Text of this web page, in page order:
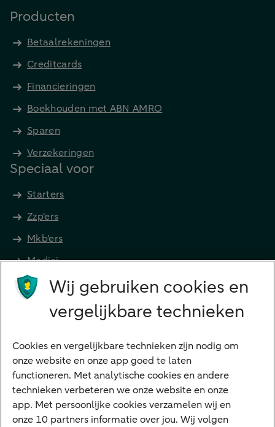
Producten
Betaalrekeningen
Creditcards
Financieringen
Boekhouden met ABN AMRO
Sparen
Verzekeringen
Speciaal voor
Starters
Zzp'ers
Mkb'ers
Medici
Advocaten en notarissen
Diensten
VraagHugo
Corporate Finance
Tikkie zakelijk
Wij gebruiken cookies en
vergelijkbare technieken
Cookies en vergelijkbare technieken zijn nodig om
onze website en onze app goed te laten
functioneren. Met analytische cookies en andere
technieken verbeteren we onze website en onze
app. Met persoonlijke cookies verzamelen wij en
onze 10 partners informatie over jou. Wij volgen